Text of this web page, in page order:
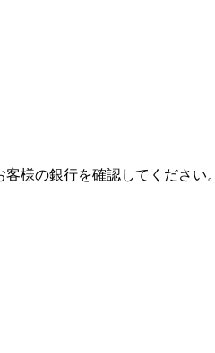
様の銀行を確認してください。